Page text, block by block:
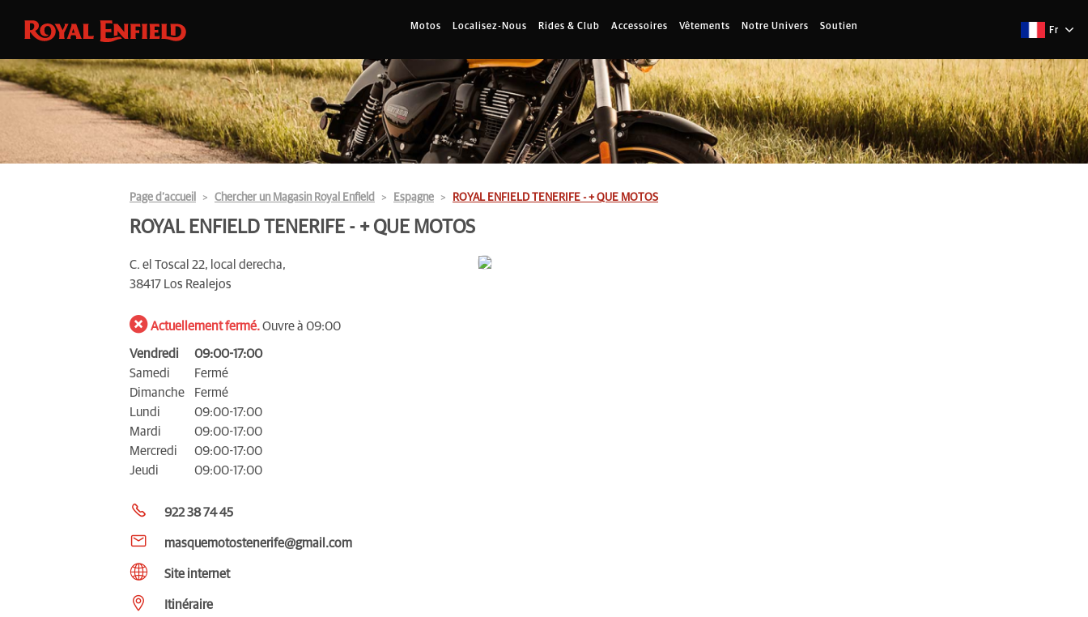
Motos Localisez-Nous Rides & Club Accessoires Vêtements Notre Univers Soutien Fr
Page d’accueil Chercher un Magasin Royal Enfield Espagne ROYAL ENFIELD TENERIFE - + QUE MOTOS
ROYAL ENFIELD TENERIFE - + QUE MOTOS
C. el Toscal 22, local derecha,
38417 Los Realejos
Actuellement fermé.Ouvre à 09:00
Vendredi
09:00-17:00
Samedi
Fermé
Dimanche
Fermé
Lundi
09:00-17:00
Mardi
09:00-17:00
Mercredi
09:00-17:00
Jeudi
09:00-17:00
922 38 74 45
masquemotostenerife@gmail.com
Site internet
Itinéraire